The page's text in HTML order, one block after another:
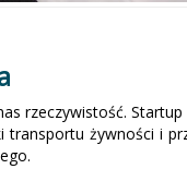
rzeczywistość.
żywności i